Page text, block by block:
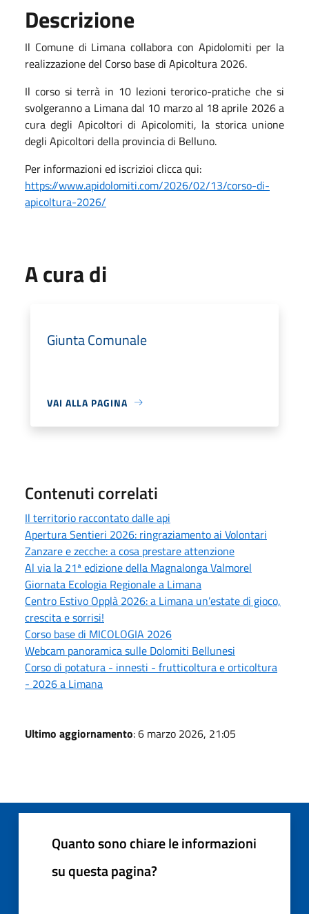
Descrizione
Il Comune di Limana collabora con Apidolomiti per la
realizzazione del Corso base di Apicoltura 2026.
Il corso si terrà in 10 lezioni terorico-pratiche che si
svolgeranno a Limana dal 10 marzo al 18 aprile 2026 a
cura degli Apicoltori di Apicolomiti, la storica unione
degli Apicoltori della provincia di Belluno.
Per informazioni ed iscrizioi clicca qui:
https://www.apidolomiti.com/2026/02/13/corso-di-
apicoltura-2026/
A cura di
Giunta Comunale
VAI ALLA PAGINA
Contenuti correlati
Il territorio raccontato dalle api
Apertura Sentieri 2026: ringraziamento ai Volontari
Zanzare e zecche: a cosa prestare attenzione
Al via la 21ª edizione della Magnalonga Valmorel
Giornata Ecologia Regionale a Limana
Centro Estivo Opplà 2026: a Limana un’estate di gioco,
crescita e sorrisi!
Corso base di MICOLOGIA 2026
Webcam panoramica sulle Dolomiti Bellunesi
Corso di potatura - innesti - frutticoltura e orticoltura
- 2026 a Limana
Ultimo aggiornamento: 6 marzo 2026, 21:05
Quanto sono chiare le informazioni
su questa pagina?